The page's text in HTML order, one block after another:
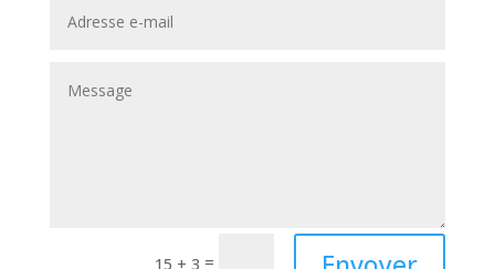
15 + 3 =